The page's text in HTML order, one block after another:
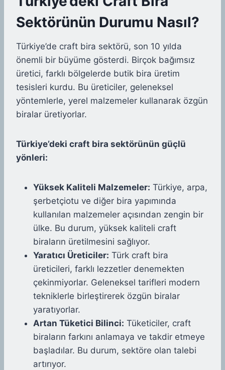
Sektörünün Durumu Nasıl?
Türkiye’de craft bira sektörü, son 10 yılda
önemli bir büyüme gösterdi. Birçok bağımsız
üretici, farklı bölgelerde butik bira üretim
tesisleri kurdu. Bu üreticiler, geleneksel
yöntemlerle, yerel malzemeler kullanarak özgün
biralar üretiyorlar.
Türkiye’deki craft bira sektörünün güçlü
yönleri:
Yüksek Kaliteli Malzemeler: Türkiye, arpa,
şerbetçiotu ve diğer bira yapımında
kullanılan malzemeler açısından zengin bir
ülke. Bu durum, yüksek kaliteli craft
biraların üretilmesini sağlıyor.
Yaratıcı Üreticiler: Türk craft bira
üreticileri, farklı lezzetler denemekten
çekinmiyorlar. Geleneksel tarifleri modern
tekniklerle birleştirerek özgün biralar
yaratıyorlar.
Artan Tüketici Bilinci: Tüketiciler, craft
biraların farkını anlamaya ve takdir etmeye
başladılar. Bu durum, sektöre olan talebi
artırıyor.